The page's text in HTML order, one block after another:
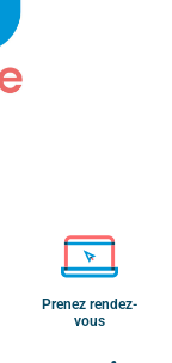
Prenez rendez-
vous